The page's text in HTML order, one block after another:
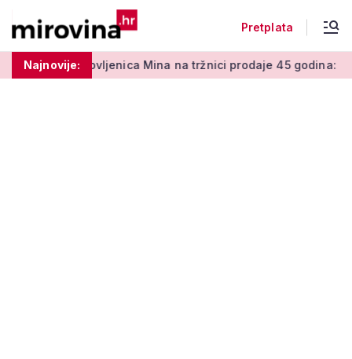
Pretplata
Najnovije:
Umirovljenica Mina na tržnici prodaje 45 godina: 'Meni